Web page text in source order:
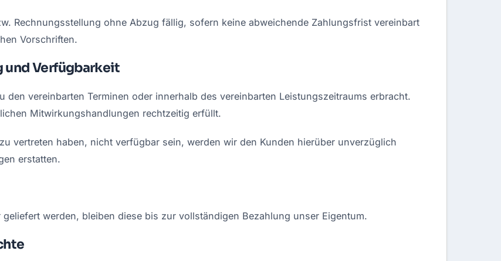
Rechnungsstellung ohne Abzug fällig, sofern keine abweichende Zahlungsfrist vereinbart
Vorschriften.
und Verfügbarkeit
den vereinbarten Terminen oder innerhalb des vereinbarten Leistungszeitraums erbracht.
Mitwirkungshandlungen rechtzeitig erfüllt.
vertreten haben, nicht verfügbar sein, werden wir den Kunden hierüber unverzüglich
erstatten.
werden, bleiben diese bis zur vollständigen Bezahlung unser Eigentum.